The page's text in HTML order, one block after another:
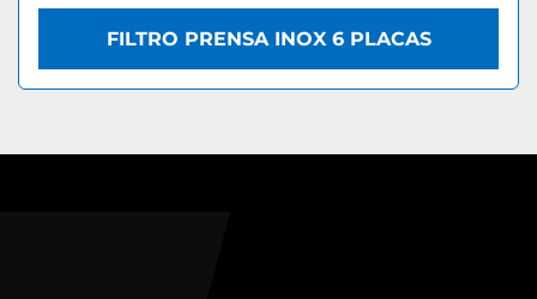
FILTRO PRENSA INOX 6 PLACAS